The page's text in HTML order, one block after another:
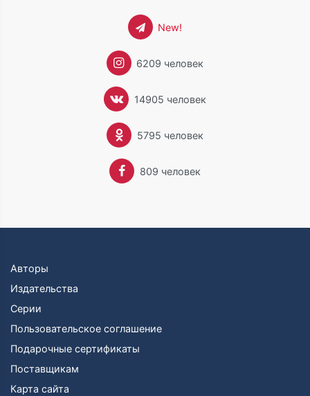
New!
6209 человек
14905 человек
5795 человек
809 человек
Авторы
Издательства
Серии
Пользовательское соглашение
Подарочные сертификаты
Поставщикам
Карта сайта